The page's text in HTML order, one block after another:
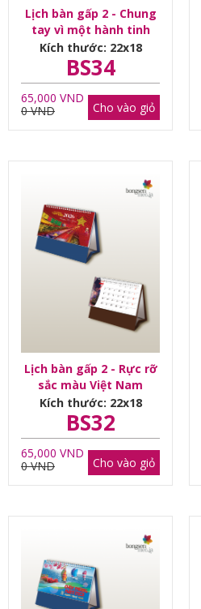
Lịch bàn gấp 2 - Chung
tay vì một hành tinh
mãi tươi xanh
Kích thước: 22x18
BS34
65,000 VND
0 VND
Cho vào giỏ
Lịch bàn gấp 2 - Rực rỡ
sắc màu Việt Nam
Kích thước: 22x18
BS32
65,000 VND
0 VND
Cho vào giỏ